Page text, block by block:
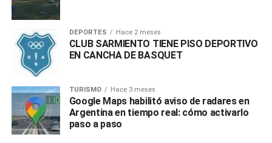
DEPORTES Hace 2 meses
CLUB SARMIENTO TIENE PISO DEPORTIVO
EN CANCHA DE BASQUET
TURISMO Hace 3 meses
Google Maps habilitó aviso de radares en
Argentina en tiempo real: cómo activarlo
paso a paso